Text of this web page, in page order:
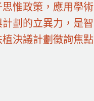
惟政策，應用學術
劃的立異力，是智
決議計劃徵詢焦點